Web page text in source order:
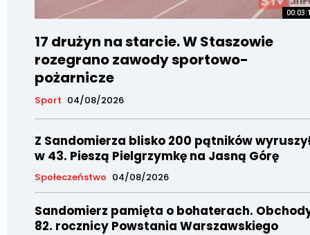
17 drużyn na starcie. W Staszowie
rozegrano zawody sportowo-
pożarnicze
Sport 04/08/2026
Z Sandomierza blisko 200 pątników
w 43. Pieszą Pielgrzymkę na Jasną Górę
Społeczeństwo 04/08/2026
Sandomierz pamięta o bohaterach.
82. rocznicy Powstania Warszawskiego